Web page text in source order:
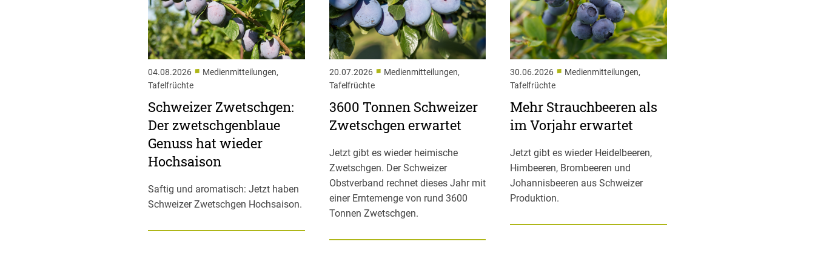
04.08.2026 ■ Medienmitteilungen,
Tafelfrüchte
Schweizer Zwetschgen:
Der zwetschgenblaue
Genuss hat wieder
Hochsaison
Saftig und aromatisch: Jetzt haben
Schweizer Zwetschgen Hochsaison.
20.07.2026 ■ Medienmitteilungen,
Tafelfrüchte
3600 Tonnen Schweizer
Zwetschgen erwartet
Jetzt gibt es wieder heimische
Zwetschgen. Der Schweizer
Obstverband rechnet dieses Jahr mit
einer Erntemenge von rund 3600
Tonnen Zwetschgen.
30.06.2026 ■ Medienmitteilungen,
Tafelfrüchte
Mehr Strauchbeeren als
im Vorjahr erwartet
Jetzt gibt es wieder Heidelbeeren,
Himbeeren, Brombeeren und
Johannisbeeren aus Schweizer
Produktion.